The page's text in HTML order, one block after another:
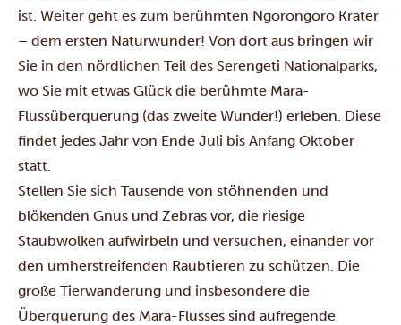
ist. Weiter geht es zum berühmten Ngorongoro Krater
– dem ersten Naturwunder! Von dort aus bringen wir
Sie in den nördlichen Teil des Serengeti Nationalparks,
wo Sie mit etwas Glück die berühmte Mara-
Flussüberquerung (das zweite Wunder!) erleben. Diese
findet jedes Jahr von Ende Juli bis Anfang Oktober
statt.
Stellen Sie sich Tausende von stöhnenden und
blökenden Gnus und Zebras vor, die riesige
Staubwolken aufwirbeln und versuchen, einander vor
den umherstreifenden Raubtieren zu schützen. Die
große Tierwanderung und insbesondere die
Überquerung des Mara-Flusses sind aufregende